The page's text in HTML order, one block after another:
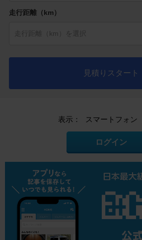
走行距離（km）
見積りスタート
表示： スマートフォン
ログイン